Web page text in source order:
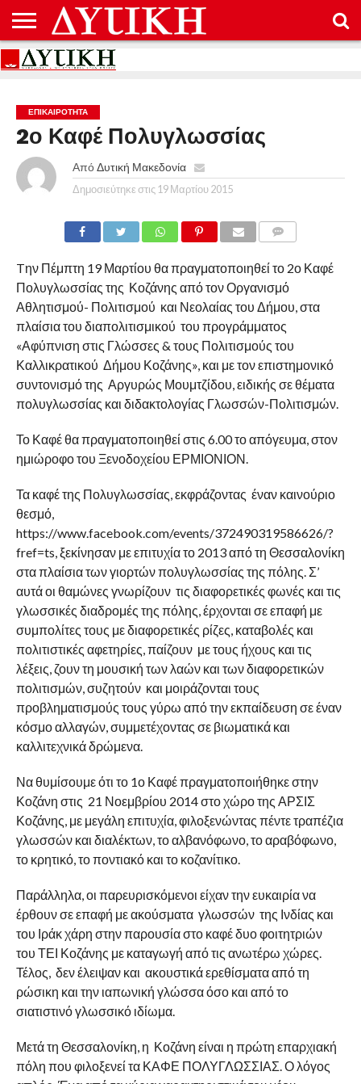
ΑΡΧΙΚΉ
ΕΠΙΚΟΙΝΩΝΊΑ
ΌΡΟΙ
ΠΡΟΣΤΑΣΊΑ
ΕΠΙΚΑΙΡΟΤΗΤΑ
2ο Καφέ Πολυγλωσσίας
Από Δυτική Μακεδονία
Δημοσιεύτηκε στις 19 Μαρτίου 2015
Tην Πέμπτη 19 Μαρτίου θα πραγματοποιηθεί το 2ο Καφέ
Πολυγλωσσίας της Κοζάνης από τον Οργανισμό
Αθλητισμού- Πολιτισμού και Νεολαίας του Δήμου, στα
πλαίσια του διαπολιτισμικού του προγράμματος
«Αφύπνιση στις Γλώσσες & τους Πολιτισμούς του
Καλλικρατικού Δήμου Κοζάνης», και με τον επιστημονικό
συντονισμό της Αργυρώς Μουμτζίδου, ειδικής σε θέματα
πολυγλωσσίας και διδακτολογίας Γλωσσών-Πολιτισμών.
Το Καφέ θα πραγματοποιηθεί στις 6.00 το απόγευμα, στον
ημιώροφο του Ξενοδοχείου ΕΡΜΙΟΝΙΟΝ.
Τα καφέ της Πολυγλωσσίας, εκφράζοντας έναν καινούριο
θεσμό,
https://www.facebook.com/events/372490319586626/?
fref=ts, ξεκίνησαν με επιτυχία το 2013 από τη Θεσσαλονίκη
στα πλαίσια των γιορτών πολυγλωσσίας της πόλης. Σ’
αυτά οι θαμώνες γνωρίζουν τις διαφορετικές φωνές και τις
γλωσσικές διαδρομές της πόλης, έρχονται σε επαφή με
συμπολίτες τους με διαφορετικές ρίζες, καταβολές και
πολιτιστικές αφετηρίες, παίζουν με τους ήχους και τις
λέξεις, ζουν τη μουσική των λαών και των διαφορετικών
πολιτισμών, συζητούν και μοιράζονται τους
προβληματισμούς τους γύρω από την εκπαίδευση σε έναν
κόσμο αλλαγών, συμμετέχοντας σε βιωματικά και
καλλιτεχνικά δρώμενα.
Να θυμίσουμε ότι το 1ο Καφέ πραγματοποιήθηκε στην
Κοζάνη στις 21 Νοεμβρίου 2014 στο χώρο της ΑΡΣΙΣ
Κοζάνης, με μεγάλη επιτυχία, φιλοξενώντας πέντε τραπέζια
γλωσσών και διαλέκτων, το αλβανόφωνο, το αραβόφωνο,
το κρητικό, το ποντιακό και το κοζανίτικο.
Παράλληλα, οι παρευρισκόμενοι είχαν την ευκαιρία να
έρθουν σε επαφή με ακούσματα γλωσσών της Ινδίας και
του Ιράκ χάρη στην παρουσία στο καφέ δυο φοιτητριών
του ΤΕΙ Κοζάνης με καταγωγή από τις ανωτέρω χώρες.
Τέλος, δεν έλειψαν και ακουστικά ερεθίσματα από τη
ρώσικη και την ιαπωνική γλώσσα όσο και από το
σιατιστινό γλωσσικό ιδίωμα.
Μετά τη Θεσσαλονίκη, η Κοζάνη είναι η πρώτη επαρχιακή
πόλη που φιλοξενεί τα ΚΑΦΕ ΠΟΛΥΓΛΩΣΣΙΑΣ. Ο λόγος